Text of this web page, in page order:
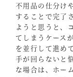
不用品の仕分け
することで完了
ようと思うと、
てしまうケース
を並行して進め
手が回らないと
な場合は、ホー